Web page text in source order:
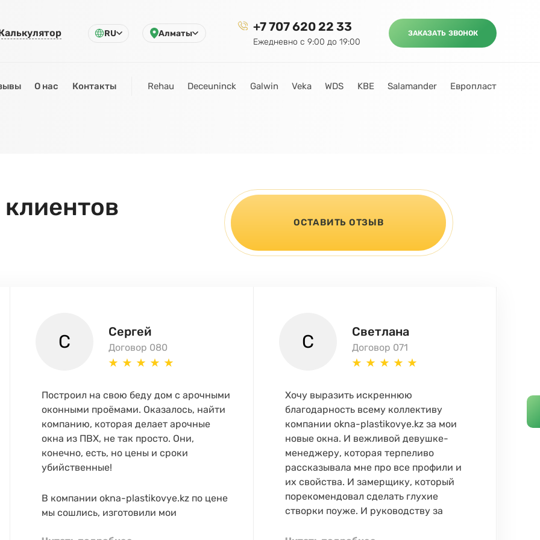
RU Алматы +7 707 620 22 33
Ежедневно с 9:00 до 19:00
ЗАКАЗАТЬ ЗВОНОК
О нас Контакты Rehau Deceuninck Galwin Veka WDS KBE Salamander Европласт
ОСТАВИТЬ ОТЗЫВ
С Сергей
Договор 080
Построил на свою беду дом с арочными
оконными проёмами. Оказалось, найти
компанию, которая делает арочные
окна из ПВХ, не так просто. Они,
конечно, есть, но цены и сроки
убийственные!
В компании okna-plastikovye.kz по цене
мы сошлись, изготовили мои
С Светлана
Договор 071
Хочу выразить искреннюю
благодарность всему коллективу
компании okna-plastikovye.kz за мои
новые окна. И вежливой девушке-
менеджеру, которая терпеливо
рассказывала мне про все профили и
их свойства. И замерщику, который
порекомендовал сделать глухие
створки поуже. И руководству за